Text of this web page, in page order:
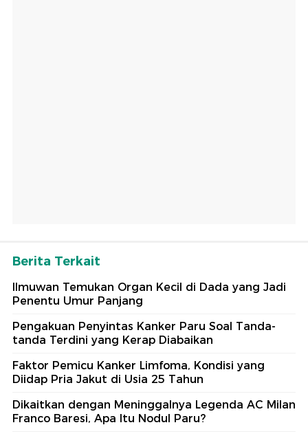
Berita Terkait
Ilmuwan Temukan Organ Kecil di Dada yang Jadi
Penentu Umur Panjang
Pengakuan Penyintas Kanker Paru Soal Tanda-
tanda Terdini yang Kerap Diabaikan
Faktor Pemicu Kanker Limfoma, Kondisi yang
Diidap Pria Jakut di Usia 25 Tahun
Dikaitkan dengan Meninggalnya Legenda AC Milan
Franco Baresi, Apa Itu Nodul Paru?